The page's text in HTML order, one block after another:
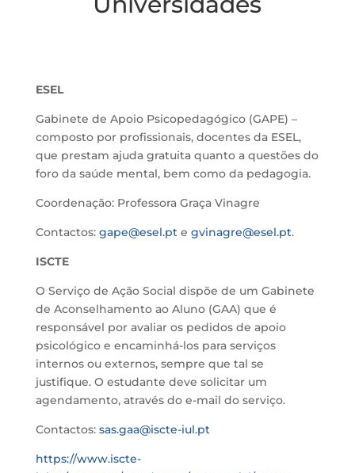
ESEL
Gabinete de Apoio Psicopedagógico (GAPE) –
composto por profissionais, docentes da ESEL,
que prestam ajuda gratuita quanto a questões do
foro da saúde mental, bem como da pedagogia.
Coordenação: Professora Graça Vinagre
Contactos: gape@esel.pte gvinagre@esel.pt.
ISCTE
O Serviço de Ação Social dispõe de um Gabinete
de Aconselhamento ao Aluno (GAA) que é
responsável por avaliar os pedidos de apoio
psicológico e encaminhá-los para serviços
internos ou externos, sempre que tal se
justifique. O estudante deve solicitar um
agendamento, através do e-mail do serviço.
Contactos: sas.gaa@iscte-iul.pt
https://www.iscte-